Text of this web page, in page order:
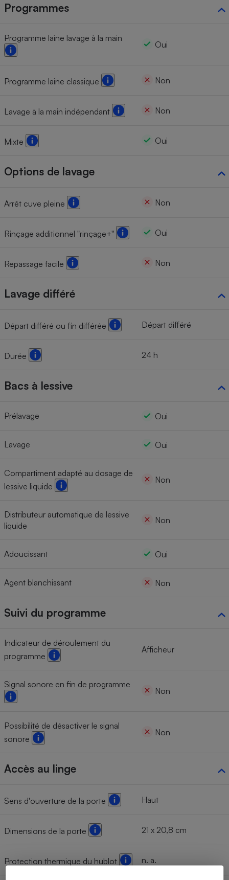
Programmes
Programme laine lavage à la main
Oui
Programme laine classique Non
Lavage à la main indépendant Non
Mixte Oui
Options de lavage
Arrêt cuve pleine Non
Rinçage additionnel "rinçage+" Oui
Repassage facile Non
Lavage différé
Départ différé ou fin différée Départ différé
Durée 24 h
Bacs à lessive
Prélavage Oui
Lavage Oui
Compartiment adapté au dosage de
lessive liquide
Non
Distributeur automatique de lessive
liquide
Non
Adoucissant Oui
Agent blanchissant Non
Suivi du programme
Indicateur de déroulement du
programme
Afficheur
Signal sonore en fin de programme
Non
Possibilité de désactiver le signal
sonore
Non
Accès au linge
Sens d'ouverture de la porte Haut
Dimensions de la porte 21 x 20,8 cm
Protection thermique du hublot n. a.